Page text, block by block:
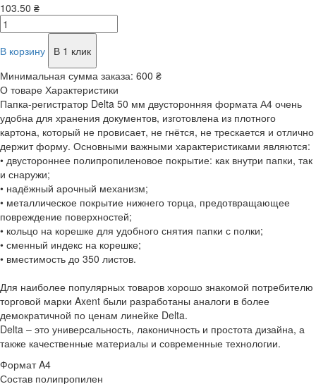
103.50 ₴
В корзину
В 1 клик
Минимальная сумма заказа: 600 ₴
О товаре Характеристики
Папка-регистратор Delta 50 мм двусторонняя формата А4 очень
удобна для хранения документов, изготовлена из плотного
картона, который не провисает, не гнётся, не трескается и отлично
держит форму. Основными важными характеристиками являются:
• двустороннее полипропиленовое покрытие: как внутри папки, так
и снаружи;
• надёжный арочный механизм;
• металлическое покрытие нижнего торца, предотвращающее
повреждение поверхностей;
• кольцо на корешке для удобного снятия папки с полки;
• сменный индекс на корешке;
• вместимость до 350 листов.
Для наиболее популярных товаров хорошо знакомой потребителю
торговой марки Axent были разработаны аналоги в более
демократичной по ценам линейке Delta.
Delta – это универсальность, лаконичность и простота дизайна, а
также качественные материалы и современные технологии.
Формат A4
Состав полипропилен